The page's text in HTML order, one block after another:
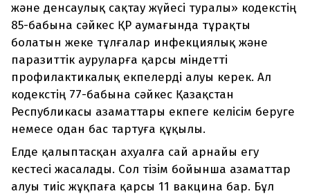
және денсаулық сақтау жүйесі туралы» кодекстің
85-бабына сәйкес ҚР аумағында тұрақты
болатын жеке тұлғалар инфекциялық және
паразиттік ауруларға қарсы міндетті
профилактикалық екпелерді алуы керек. Ал
кодекстің 77-бабына сәйкес Қазақстан
Республикасы азаматтары екпеге келісім беруге
немесе одан бас тартуға құқылы.
Елде қалыптасқан ахуалға сай арнайы егу
кестесі жасалады. Сол тізім бойынша азаматтар
алуы тиіс жұқпаға қарсы 11 вакцина бар. Бұл